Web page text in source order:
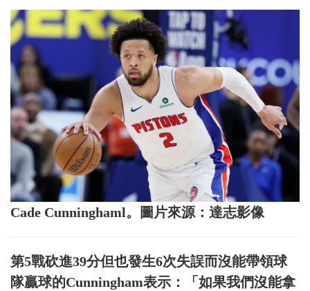
Cade Cunninghaml。圖片來源：達志影像
第5戰砍進39分但也發生6次失誤而沒能帶領球
隊贏球的Cunningham表示：「如果我們沒能拿